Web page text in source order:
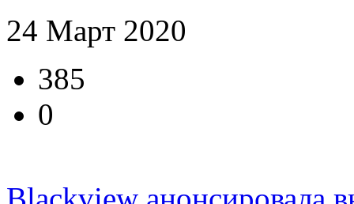
24 Март 2020
385
0